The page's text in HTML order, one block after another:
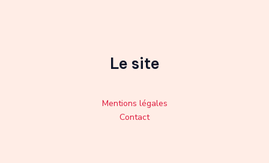
Le site
Mentions légales
Contact